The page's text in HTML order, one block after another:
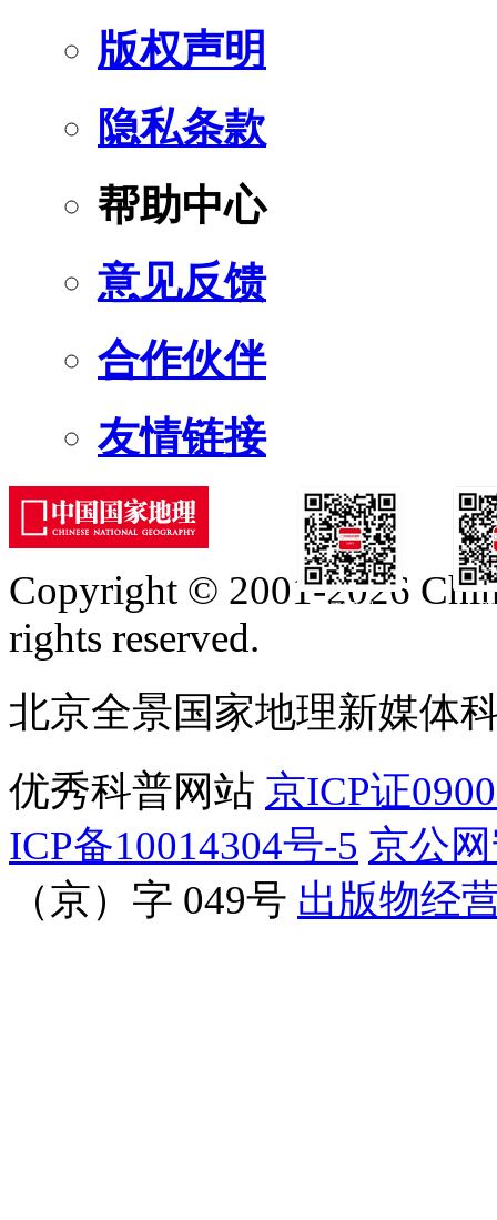
版权声明
隐私条款
帮助中心
意见反馈
合作伙伴
友情链接
订阅号
Copyright © 2001-2026
rights reserved.
北京全景国家地理新媒体
优秀科普网站 京ICP证
ICP备10014304号-5 京公
（京）字 049号 出版物经